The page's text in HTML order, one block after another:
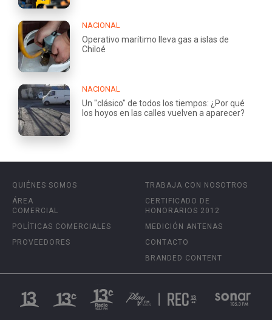
NACIONAL
Operativo marítimo lleva gas a islas de
Chiloé
NACIONAL
Un "clásico" de todos los tiempos: ¿Por qué
los hoyos en las calles vuelven a aparecer?
QUIÉNES SOMOS
ÁREA
COMERCIAL
POLÍTICAS COMERCIALES
PROVEEDORES
TRABAJA CON NOSOTROS
CERTIFICADO DE
HONORARIOS 2012
MEDICIÓN ANTENAS
CONTACTO
BRANDED CONTENT